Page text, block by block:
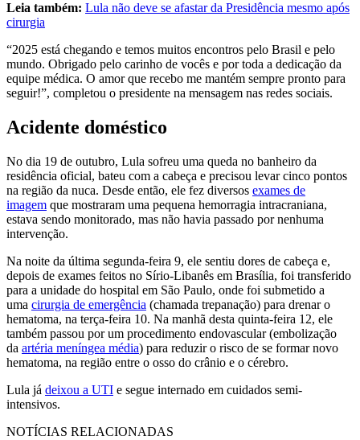
Leia também: Lula não deve se afastar da Presidência mesmo após
cirurgia
“2025 está chegando e temos muitos encontros pelo Brasil e pelo
mundo. Obrigado pelo carinho de vocês e por toda a dedicação da
equipe médica. O amor que recebo me mantém sempre pronto para
seguir!”, completou o presidente na mensagem nas redes sociais.
Acidente doméstico
No dia 19 de outubro, Lula sofreu uma queda no banheiro da
residência oficial, bateu com a cabeça e precisou levar cinco pontos
na região da nuca. Desde então, ele fez diversos exames de
imagem que mostraram uma pequena hemorragia intracraniana,
estava sendo monitorado, mas não havia passado por nenhuma
intervenção.
Na noite da última segunda-feira 9, ele sentiu dores de cabeça e,
depois de exames feitos no Sírio-Libanês em Brasília, foi transferido
para a unidade do hospital em São Paulo, onde foi submetido a
uma cirurgia de emergência (chamada trepanação) para drenar o
hematoma, na terça-feira 10. Na manhã desta quinta-feira 12, ele
também passou por um procedimento endovascular (embolização
da artéria meníngea média) para reduzir o risco de se formar novo
hematoma, na região entre o osso do crânio e o cérebro.
Lula já deixou a UTI e segue internado em cuidados semi-
intensivos.
NOTÍCIAS RELACIONADAS